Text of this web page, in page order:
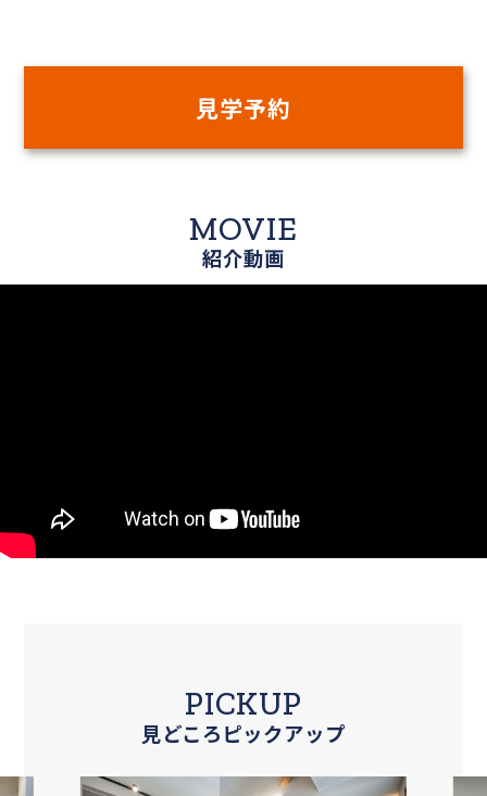
見学予約
MOVIE
紹介動画
PICKUP
見どころピックアップ